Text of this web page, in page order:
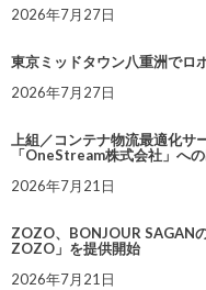
2026年7月27日
東京ミッドタウン八重洲でロ
2026年7月27日
上組／コンテナ物流最適化サ
「OneStream株式会社」へ
2026年7月21日
ZOZO、BONJOUR SAGAN
ZOZO」を提供開始
2026年7月21日